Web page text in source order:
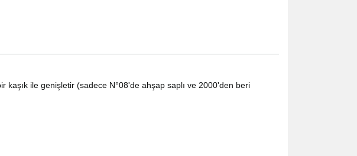
kaşık ile genişletir (sadece N°08'de ahşap saplı ve 2000'den beri